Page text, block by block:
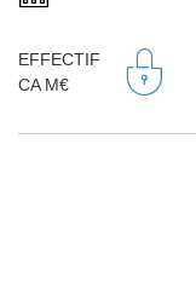
EFFECTIF
CA M€